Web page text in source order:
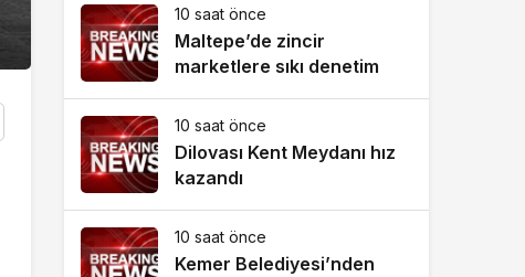
10 saat önce
Maltepe’de zincir
marketlere sıkı denetim
10 saat önce
Dilovası Kent Meydanı hız
kazandı
10 saat önce
Kemer Belediyesi’nden